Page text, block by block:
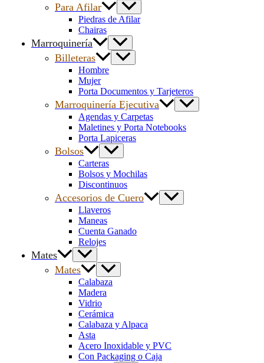
Para Afilar
Piedras de Afilar
Chairas
Marroquinería
Billeteras
Hombre
Mujer
Porta Documentos y Tarjeteros
Marroquinería Ejecutiva
Agendas y Carpetas
Maletines y Porta Notebooks
Porta Lapiceras
Bolsos
Carteras
Bolsos y Mochilas
Discontinuos
Accesorios de Cuero
Llaveros
Maneas
Cuenta Ganado
Relojes
Mates
Mates
Calabaza
Madera
Vidrio
Cerámica
Calabaza y Alpaca
Asta
Acero Inoxidable y PVC
Con Packaging o Caja